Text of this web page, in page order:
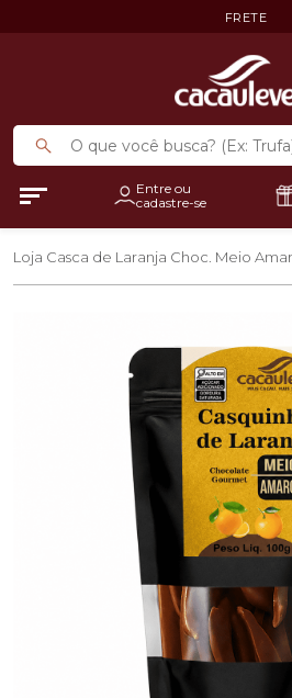
FRETE
Entre ou
cadastre-se
Loja Casca de Laranja Choc. Meio